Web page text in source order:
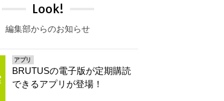
Look!
編集部からのお知らせ
アプリ
BRUTUSの電子版が定期購読
できるアプリが登場！